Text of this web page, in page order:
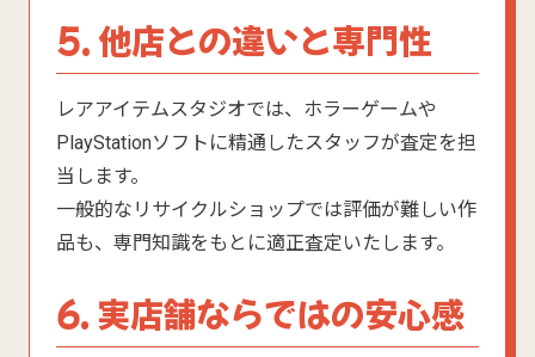
5. 他店との違いと専門性
レアアイテムスタジオでは、ホラーゲームや
PlayStationソフトに精通したスタッフが査定を担
当します。
一般的なリサイクルショップでは評価が難しい作
品も、専門知識をもとに適正査定いたします。
6. 実店舗ならではの安心感